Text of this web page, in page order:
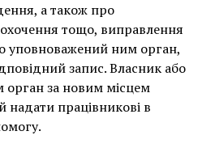
а також про
тощо, виправлення
уповноважений ним орган,
запис. Власник або
за новим місцем
надати працівникові в